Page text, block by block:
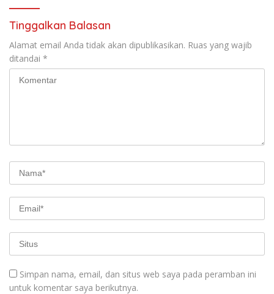
Tinggalkan Balasan
Alamat email Anda tidak akan dipublikasikan. Ruas yang wajib
ditandai *
Simpan nama, email, dan situs web saya pada peramban ini
untuk komentar saya berikutnya.